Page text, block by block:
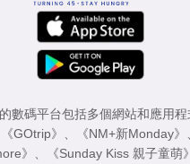
數碼平台包括多個網站和應用程
《GOtrip》 《NM+新Monday》
》 《Sunday Kiss 親子童萌》